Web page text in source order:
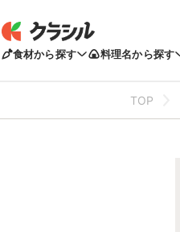
食材から探す 料理名から探す
TOP